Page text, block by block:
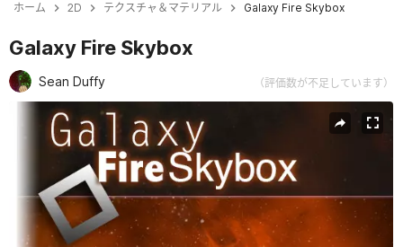
ホーム 2D テクスチャ＆マテリアル Galaxy Fire Skybox
Galaxy Fire Skybox
Sean Duffy （評価数が不足しています）
現在のスライド：1 / 4